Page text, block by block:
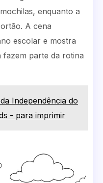
enquanto a
A cena
escolar e mostra
fazem parte da rotina
Independência do
- para imprimir